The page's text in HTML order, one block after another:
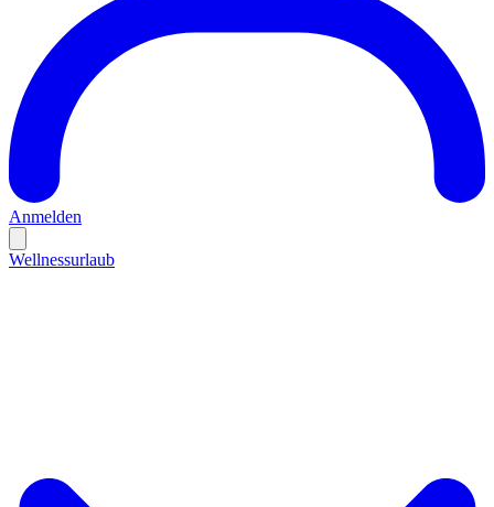
Anmelden
Wellnessurlaub